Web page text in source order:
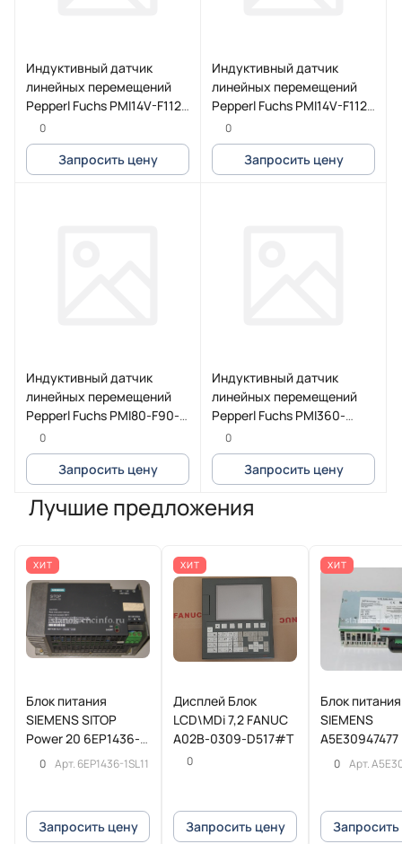
Индуктивный датчик
линейных перемещений
Pepperl Fuchs PMI14V-F112-
2EPE2-IO-Y70104219
0
Запросить цену
Индуктивный датчик
линейных перемещений
Pepperl Fuchs PMI14V-F112-
U-IO-V31
0
Запросить цену
Индуктивный датчик
линейных перемещений
Pepperl Fuchs PMI80-F90-
3EP-IO-V15
0
Запросить цену
Индуктивный датчик
линейных перемещений
Pepperl Fuchs PMI360-
F110-IU-V1
0
Запросить цену
Лучшие предложения
ХИТ
Блок питания
SIEMENS SITOP
Power 20 6EP1436-
1SL11
0 Арт. 6EP1436-1SL11
Запросить цену
ХИТ
Дисплей Блок
LCD\MDi 7,2 FANUC
A02B-0309-D517#T
0
Запросить цену
ХИТ
Блок питания
SIEMENS
A5E30947477
0 Арт.